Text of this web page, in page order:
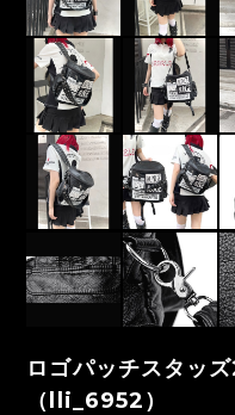
ロゴパッチスタッ
（lli_6952）